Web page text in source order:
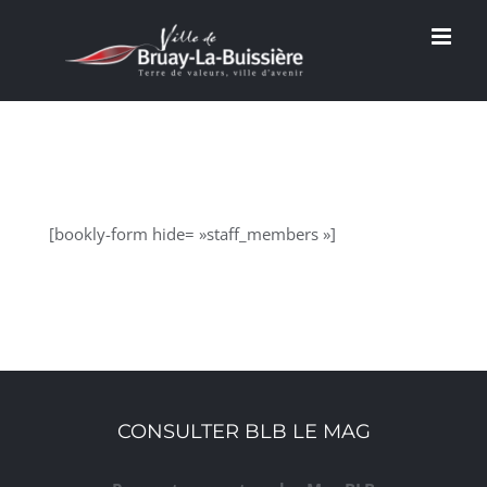
[bookly-form hide= »staff_members »]
CONSULTER BLB LE MAG